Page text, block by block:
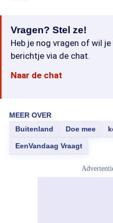
Vragen? Stel ze!
Heb je nog vragen of wil
berichtje via de chat.
Naar de chat
MEER OVER
Buitenland
Doe mee
EenVandaag Vraagt